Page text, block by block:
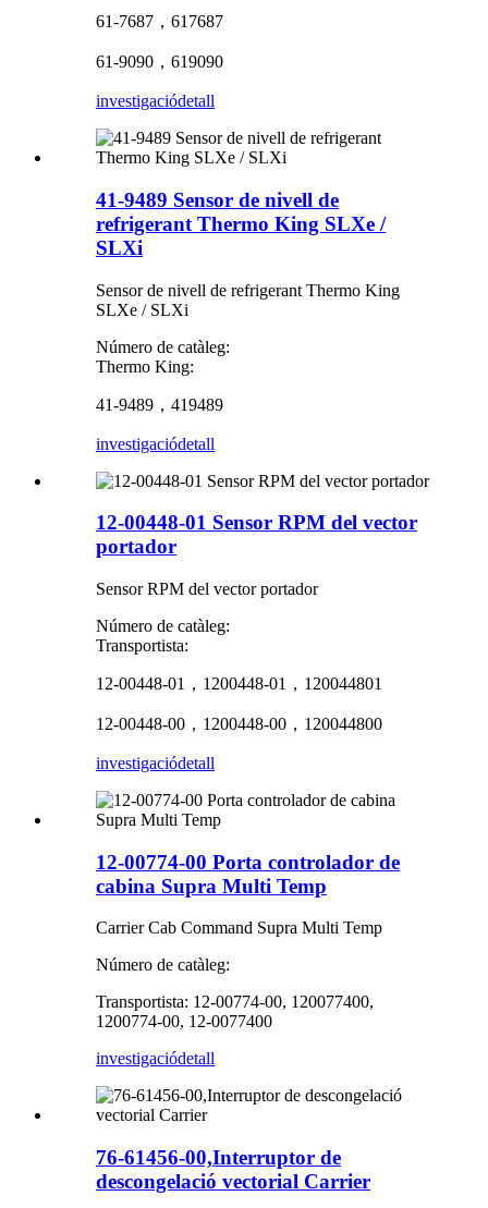
61-7687，617687
61-9090，619090
investigaciódetall
41-9489 Sensor de nivell de
refrigerant Thermo King SLXe /
SLXi
Sensor de nivell de refrigerant Thermo King
SLXe / SLXi
Número de catàleg:
Thermo King:
41-9489，419489
investigaciódetall
12-00448-01 Sensor RPM del vector
portador
Sensor RPM del vector portador
Número de catàleg:
Transportista:
12-00448-01，1200448-01，120044801
12-00448-00，1200448-00，120044800
investigaciódetall
12-00774-00 Porta controlador de
cabina Supra Multi Temp
Carrier Cab Command Supra Multi Temp
Número de catàleg:
Transportista: 12-00774-00, 120077400,
1200774-00, 12-0077400
investigaciódetall
76-61456-00,Interruptor de
descongelació vectorial Carrier